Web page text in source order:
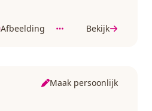
Afbeelding Bekijk
Maak persoonlijk